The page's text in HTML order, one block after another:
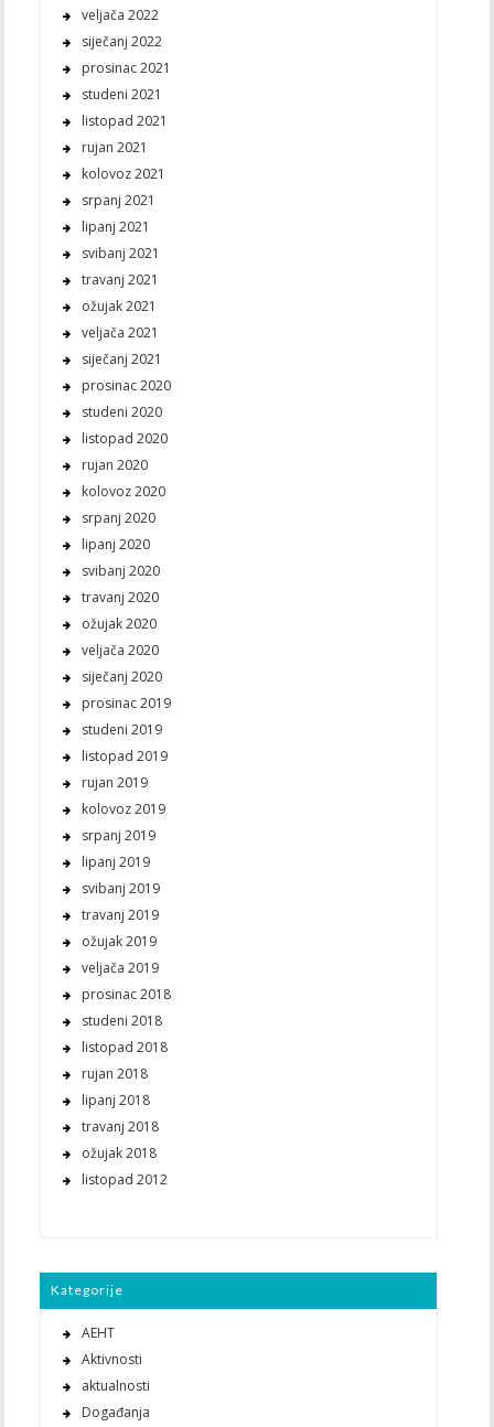
veljača 2022
siječanj 2022
prosinac 2021
studeni 2021
listopad 2021
rujan 2021
kolovoz 2021
srpanj 2021
lipanj 2021
svibanj 2021
travanj 2021
ožujak 2021
veljača 2021
siječanj 2021
prosinac 2020
studeni 2020
listopad 2020
rujan 2020
kolovoz 2020
srpanj 2020
lipanj 2020
svibanj 2020
travanj 2020
ožujak 2020
veljača 2020
siječanj 2020
prosinac 2019
studeni 2019
listopad 2019
rujan 2019
kolovoz 2019
srpanj 2019
lipanj 2019
svibanj 2019
travanj 2019
ožujak 2019
veljača 2019
prosinac 2018
studeni 2018
listopad 2018
rujan 2018
lipanj 2018
travanj 2018
ožujak 2018
listopad 2012
Kategorije
AEHT
Aktivnosti
aktualnosti
Događanja